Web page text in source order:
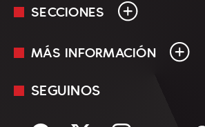
SECCIONES
En Vivo
MÁS INFORMACIÓN
Mediakit
Términos y condiciones
SEGUINOS